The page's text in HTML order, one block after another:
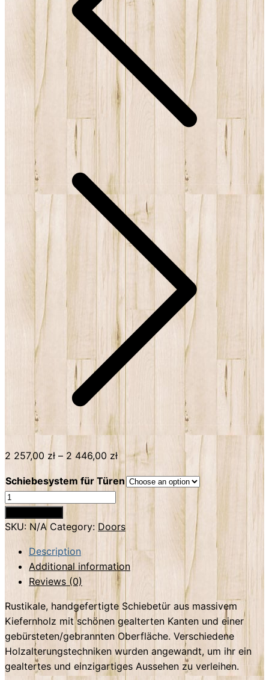
2 257,00 zł – 2 446,00 zł
Schiebesystem für Türen
Rustikale
Schiebetür
Fischgrätenmuster
Altholz
quantity
SKU: N/A Category: Doors
Description
Additional information
Reviews (0)
Rustikale, handgefertigte Schiebetür aus massivem
Kiefernholz mit schönen gealterten Kanten und einer
gebürsteten/gebrannten Oberfläche. Verschiedene
Holzalterungstechniken wurden angewandt, um ihr ein
gealtertes und einzigartiges Aussehen zu verleihen.